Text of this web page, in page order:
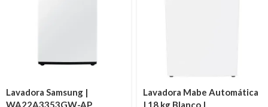
Lavadora Samsung |
WA22A3353GW-AP
Lavadora Mabe Automática
| 18 kg Blanco |